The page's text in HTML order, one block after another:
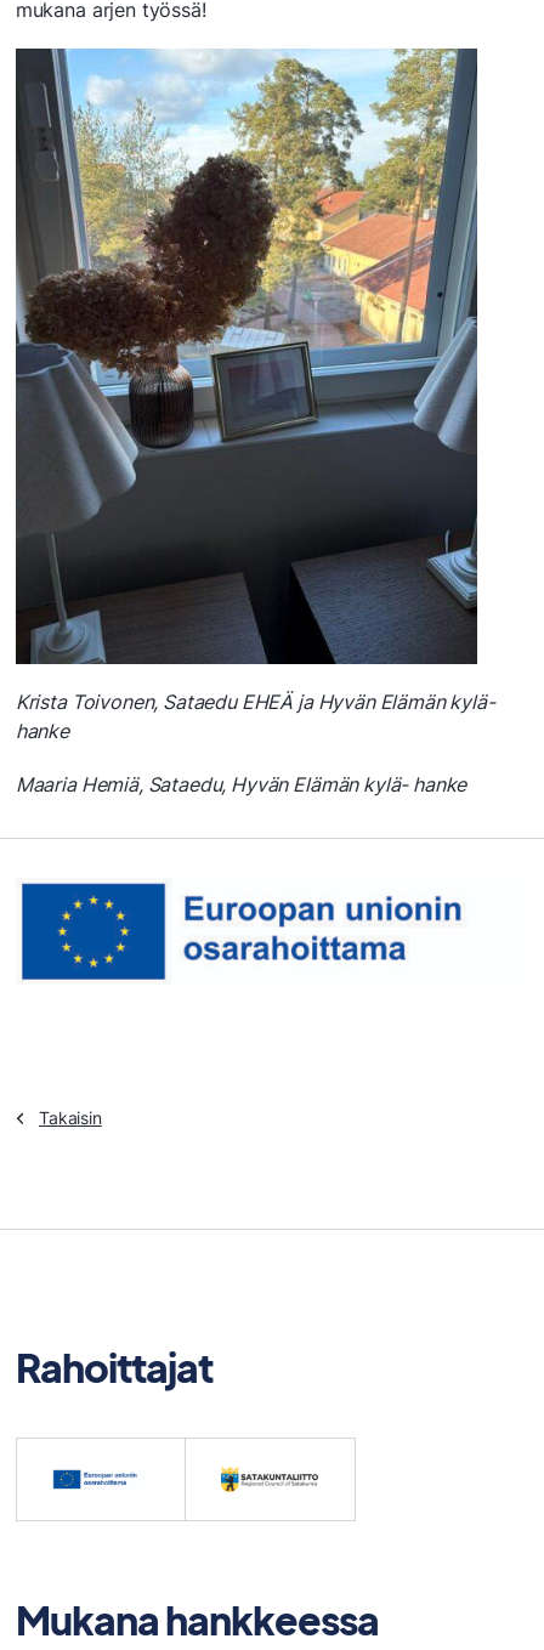
mukana arjen työssä!
Krista Toivonen, Sataedu EHEÄ ja Hyvän Elämän kylä-
hanke
Maaria Hemiä, Sataedu, Hyvän Elämän kylä- hanke
Takaisin
Rahoittajat
Mukana hankkeessa